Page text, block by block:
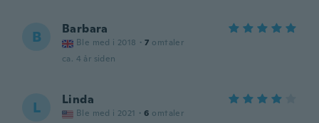
B Barbara
Ble med i 2018 · 7 omtaler
ca. 4 år siden
L Linda
Ble med i 2021 · 6 omtaler